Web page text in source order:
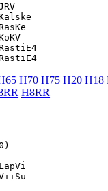
JRV
H70 H75 H20 H18
H8RR
LapVi